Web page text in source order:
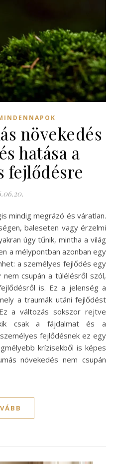
növekedés
hatása a
fejlődésre
baleseten vagy érzelmi
úgy tűnik, mintha a világ
a mélypontban azonban egy
a személyes fejlődés egy
csupán a túlélésről szól,
is. Ez a jelenség a
a traumák utáni fejlődést
a változás sokszor rejtve
csak a fájdalmat és a
fejlődésnek ez egy
krízisekből is képes
növekedés nem csupán